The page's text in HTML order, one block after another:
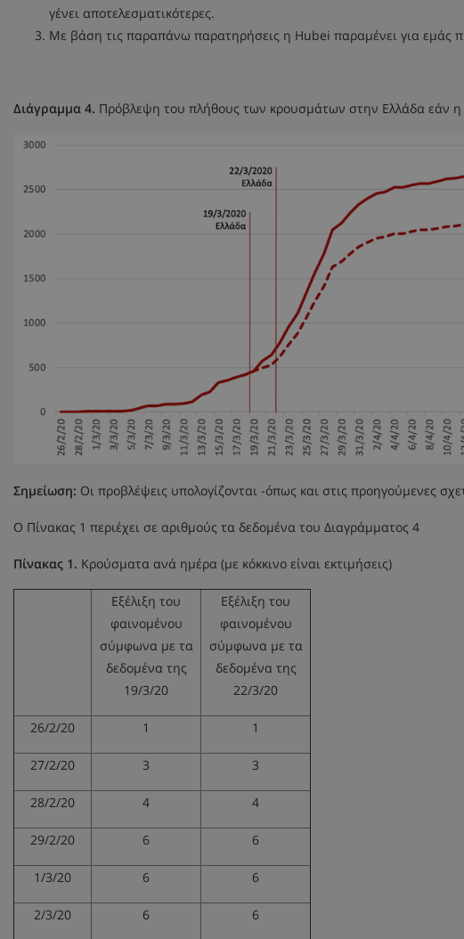
γένει αποτελεσματικότερες.
Με βάση τις παραπάνω παρατηρήσεις η Hubei παραμένει για εμάς
Διάγραμμα 4. Πρόβλεψη του πλήθους των κρουσμάτων στην Ελλάδα εάν η
Σημείωση: Οι προβλέψεις υπολογίζονται -όπως και στις προηγούμενες
Ο Πίνακας 1 περιέχει σε αριθμούς τα δεδομένα του Διαγράμματος 4
Πίνακας 1. Κρούσματα ανά ημέρα (με κόκκινο είναι εκτιμήσεις)
Εξέλιξη του
φαινομένου
σύμφωνα με τα
δεδομένα της
19/3/20
Εξέλιξη του
φαινομένου
σύμφωνα με τα
δεδομένα της
22/3/20
26/2/20 1 1
27/2/20 3 3
28/2/20 4 4
29/2/20 6 6
1/3/20 6 6
2/3/20 6 6